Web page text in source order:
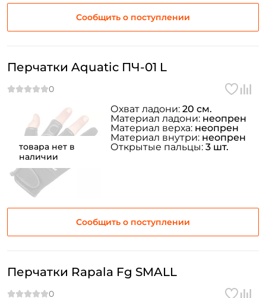
Сообщить о поступлении
товара нет в
наличии
Перчатки Aquatic ПЧ-01 L
Сообщить о поступлении
Охват ладони: 20 см.
Материал ладони: неопрен
Материал верха: неопрен
Материал внутри: неопрен
Открытые пальцы: 3 шт.
Перчатки Rapala Fg SMALL